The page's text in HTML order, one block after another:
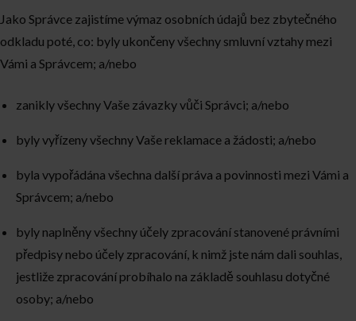
Jako Správce zajistíme výmaz osobních údajů bez zbytečného
odkladu poté, co: byly ukončeny všechny smluvní vztahy mezi
Vámi a Správcem; a/nebo
zanikly všechny Vaše závazky vůči Správci; a/nebo
byly vyřízeny všechny Vaše reklamace a žádosti; a/nebo
byla vypořádána všechna další práva a povinnosti mezi Vámi a
Správcem; a/nebo
byly naplněny všechny účely zpracování stanovené právními
předpisy nebo účely zpracování, k nimž jste nám dali souhlas,
jestliže zpracování probíhalo na základě souhlasu dotyčné
osoby; a/nebo